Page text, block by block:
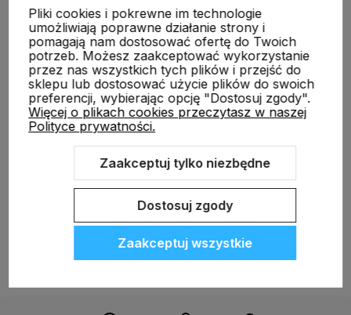
O nas
Sklep internetowy Shoper.pl Szablon Shoper Modern 3.0™
Pliki cookies i pokrewne im technologie
umożliwiają poprawne działanie strony i
pomagają nam dostosować ofertę do Twoich
potrzeb. Możesz zaakceptować wykorzystanie
przez nas wszystkich tych plików i przejść do
sklepu lub dostosować użycie plików do swoich
preferencji, wybierając opcję "Dostosuj zgody".
Więcej o plikach cookies przeczytasz w naszej
Polityce prywatności.
Zaakceptuj tylko niezbędne
Dostosuj zgody
Zaakceptuj wszystkie